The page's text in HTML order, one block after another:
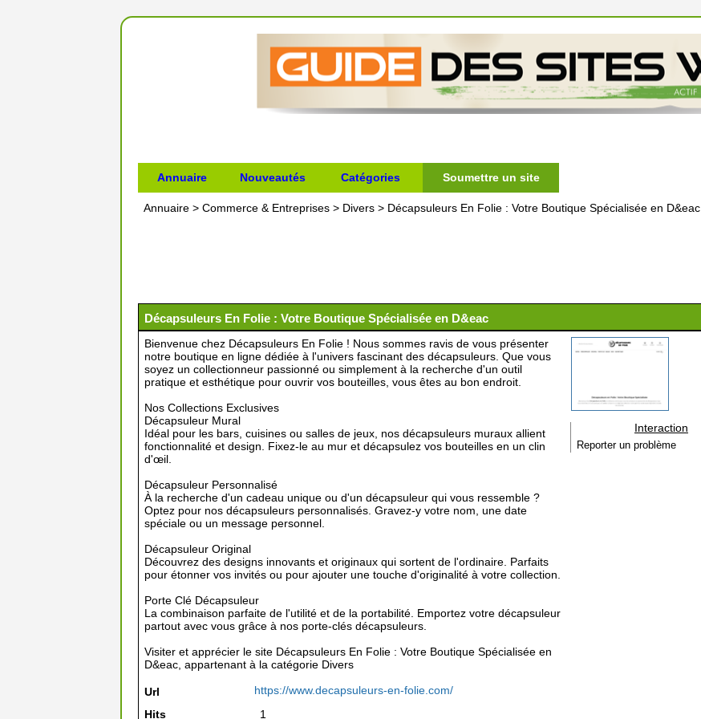
Annuaire Nouveautés Catégories Soumettre un site
Annuaire > Commerce & Entreprises > Divers > Décapsuleurs En Folie : Votre Boutique Spécialisée en D&eac
Décapsuleurs En Folie : Votre Boutique Spécialisée en D&eac
Bienvenue chez Décapsuleurs En Folie ! Nous sommes ravis de vous présenter
notre boutique en ligne dédiée à l'univers fascinant des décapsuleurs. Que vous
soyez un collectionneur passionné ou simplement à la recherche d'un outil
pratique et esthétique pour ouvrir vos bouteilles, vous êtes au bon endroit.
Nos Collections Exclusives
Décapsuleur Mural
Idéal pour les bars, cuisines ou salles de jeux, nos décapsuleurs muraux allient
fonctionnalité et design. Fixez-le au mur et décapsulez vos bouteilles en un clin
d'œil.
Décapsuleur Personnalisé
À la recherche d'un cadeau unique ou d'un décapsuleur qui vous ressemble ?
Optez pour nos décapsuleurs personnalisés. Gravez-y votre nom, une date
spéciale ou un message personnel.
Décapsuleur Original
Découvrez des designs innovants et originaux qui sortent de l'ordinaire. Parfaits
pour étonner vos invités ou pour ajouter une touche d'originalité à votre collection.
Porte Clé Décapsuleur
La combinaison parfaite de l'utilité et de la portabilité. Emportez votre décapsuleur
partout avec vous grâce à nos porte-clés décapsuleurs.
Visiter et apprécier le site Décapsuleurs En Folie : Votre Boutique Spécialisée en
D&eac, appartenant à la catégorie Divers
Url
https://www.decapsuleurs-en-folie.com/
Hits
1
Interaction
Reporter un problème